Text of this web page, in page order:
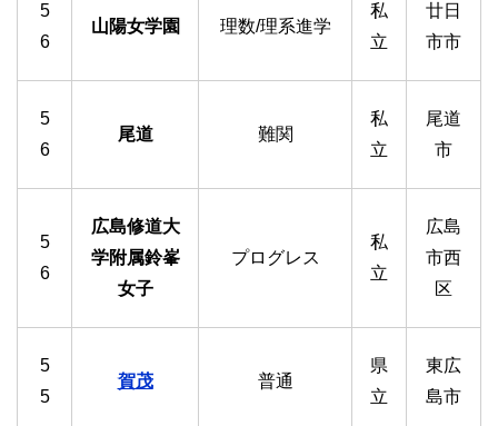
5
6
山陽女学園 理数/理系進学
私
立
廿日
市市
5
6
尾道 難関
私
立
尾道
市
5
6
広島修道大
学附属鈴峯
女子
プログレス
私
立
広島
市西
区
5
5
賀茂 普通
県
立
東広
島市